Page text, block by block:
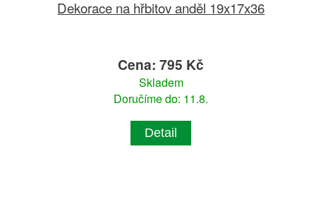
Dekorace na hřbitov anděl 19x17x36
Cena: 795 Kč
Skladem
Doručíme do: 11.8.
Detail